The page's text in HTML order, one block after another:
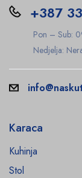
+387
Pon – Sub:
Nedjelja:
Karaca
Kuhinja
Stol